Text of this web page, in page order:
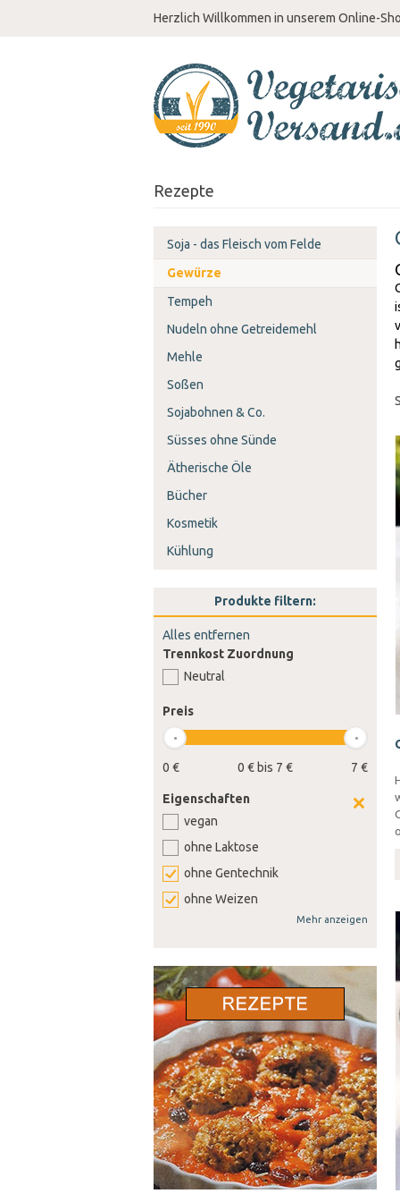
Herzlich Willkommen in unserem Online-
Rezepte
Soja - das Fleisch vom Felde
Gewürze
Tempeh
Nudeln ohne Getreidemehl
Mehle
Soßen
Sojabohnen & Co.
Süsses ohne Sünde
Ätherische Öle
Bücher
Kosmetik
Kühlung
Produkte filtern:
Alles entfernen
Trennkost Zuordnung
Neutral
Preis
0 € 7 €
0 € bis 7 €
Eigenschaften
vegan
ohne Laktose
ohne Gentechnik
ohne Weizen
ohne Sellerie
ohne Lupine
ohne Gluten
ohne Nüsse
Mehr anzeigen